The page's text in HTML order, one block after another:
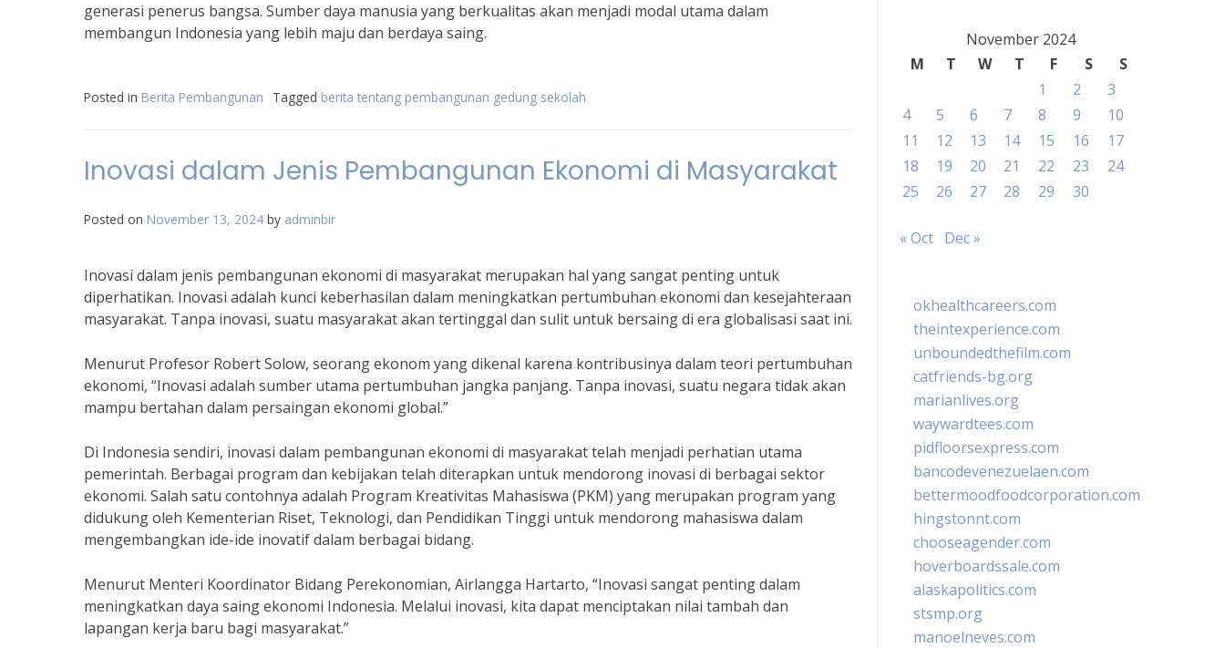
generasi penerus bangsa. Sumber daya manusia yang berkualitas akan menjadi modal utama dalam
membangun Indonesia yang lebih maju dan berdaya saing.
Posted in Berita Pembangunan Tagged berita tentang pembangunan gedung sekolah
Inovasi dalam Jenis Pembangunan Ekonomi di Masyarakat
Posted on November 13, 2024 by adminbir
Inovasi dalam jenis pembangunan ekonomi di masyarakat merupakan hal yang sangat penting untuk
diperhatikan. Inovasi adalah kunci keberhasilan dalam meningkatkan pertumbuhan ekonomi dan kesejahteraan
masyarakat. Tanpa inovasi, suatu masyarakat akan tertinggal dan sulit untuk bersaing di era globalisasi saat ini.
Menurut Profesor Robert Solow, seorang ekonom yang dikenal karena kontribusinya dalam teori pertumbuhan
ekonomi, “Inovasi adalah sumber utama pertumbuhan jangka panjang. Tanpa inovasi, suatu negara tidak akan
mampu bertahan dalam persaingan ekonomi global.”
Di Indonesia sendiri, inovasi dalam pembangunan ekonomi di masyarakat telah menjadi perhatian utama
pemerintah. Berbagai program dan kebijakan telah diterapkan untuk mendorong inovasi di berbagai sektor
ekonomi. Salah satu contohnya adalah Program Kreativitas Mahasiswa (PKM) yang merupakan program yang
didukung oleh Kementerian Riset, Teknologi, dan Pendidikan Tinggi untuk mendorong mahasiswa dalam
mengembangkan ide-ide inovatif dalam berbagai bidang.
Menurut Menteri Koordinator Bidang Perekonomian, Airlangga Hartarto, “Inovasi sangat penting dalam
meningkatkan daya saing ekonomi Indonesia. Melalui inovasi, kita dapat menciptakan nilai tambah dan
lapangan kerja baru bagi masyarakat.”
November 2024
M
T W T F S
S
1
2
3
4
5 6 7 8 9
10
11
12 13 14 15 16
17
18
19 20 21 22 23
24
25
26 27 28 29 30
« Oct Dec »
okhealthcareers.com
theintexperience.com
unboundedthefilm.com
catfriends-bg.org
marianlives.org
waywardtees.com
pidfloorsexpress.com
bancodevenezuelaen.com
bettermoodfoodcorporation.com
hingstonnt.com
chooseagender.com
hoverboardssale.com
alaskapolitics.com
stsmp.org
manoelneves.com